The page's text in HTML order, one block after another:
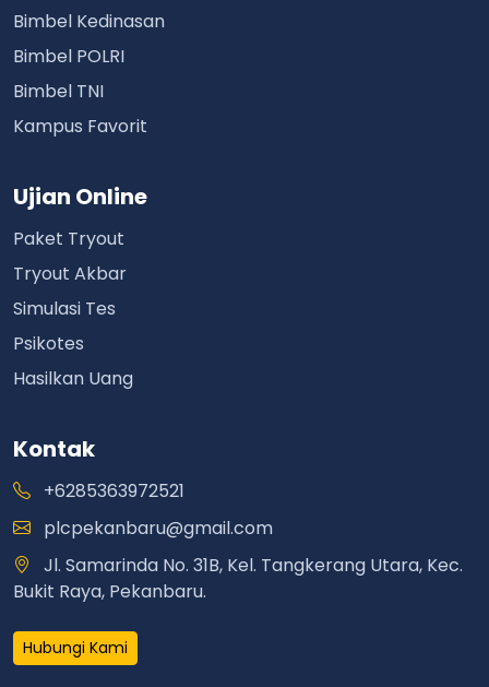
Bimbel Kedinasan
Bimbel POLRI
Bimbel TNI
Kampus Favorit
Ujian Online
Paket Tryout
Tryout Akbar
Simulasi Tes
Psikotes
Hasilkan Uang
Kontak
+6285363972521
plcpekanbaru@gmail.com
Jl. Samarinda No. 31B, Kel. Tangkerang Utara, Kec.
Bukit Raya, Pekanbaru.
Hubungi Kami